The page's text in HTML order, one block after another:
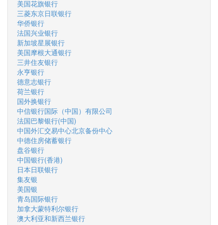
美国花旗银行
三菱东京日联银行
华侨银行
法国兴业银行
新加坡星展银行
美国摩根大通银行
三井住友银行
永亨银行
德意志银行
荷兰银行
国外换银行
中信银行国际（中国）有限公司
法国巴黎银行(中国)
中国外汇交易中心北京备份中心
中德住房储蓄银行
盘谷银行
中国银行(香港)
日本日联银行
集友银
美国银
青岛国际银行
加拿大蒙特利尔银行
澳大利亚和新西兰银行